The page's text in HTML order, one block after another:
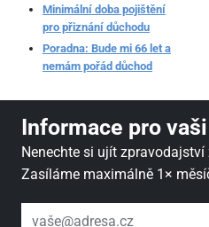
Minimální doba pojištění
pro přiznání důchodu
Poradna: Bude mi 66 let a
nemám pořád důchod
Informace pro
Nenechte si ujít
Zasíláme maximálně 1×
váš email